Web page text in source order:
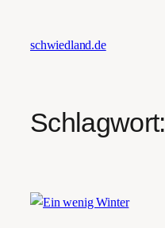
schwiedland.de
Schlagwort: